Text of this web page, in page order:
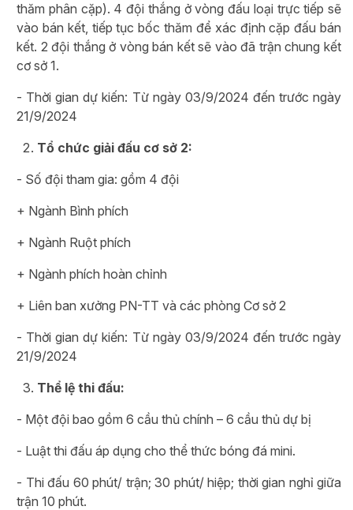
thăm phân cặp). 4 đội thắng ở vòng đấu loại trực tiếp sẽ
vào bán kết, tiếp tục bốc thăm để xác định cặp đấu bán
kết. 2 đội thắng ở vòng bán kết sẽ vào đã trận chung kết
cơ sở 1.
- Thời gian dự kiến: Từ ngày 03/9/2024 đến trước ngày
21/9/2024
Tổ chức giải đấu cơ sở 2:
- Số đội tham gia: gồm 4 đội
+ Ngành Bình phích
+ Ngành Ruột phích
+ Ngành phích hoàn chỉnh
+ Liên ban xưởng PN-TT và các phòng Cơ sở 2
- Thời gian dự kiến: Từ ngày 03/9/2024 đến trước ngày
21/9/2024
Thể lệ thi đấu:
- Một đội bao gồm 6 cầu thủ chính – 6 cầu thủ dự bị
- Luật thi đấu áp dụng cho thể thức bóng đá mini.
- Thi đấu 60 phút/ trận; 30 phút/ hiệp; thời gian nghỉ giữa
trận 10 phút.